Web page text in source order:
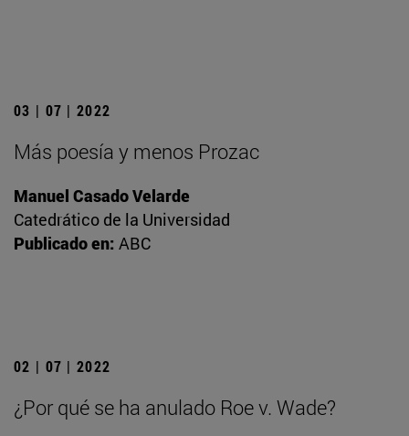
03 | 07 | 2022
Más poesía y menos Prozac
Manuel Casado Velarde
Catedrático de la Universidad
Publicado en: ABC
02 | 07 | 2022
¿Por qué se ha anulado Roe v. Wade?